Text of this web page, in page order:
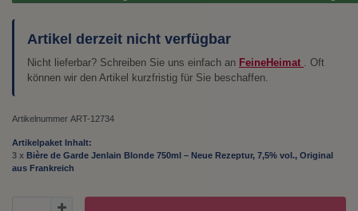
Artikel derzeit nicht verfügbar
Nicht lieferbar? Schreiben Sie uns einfach an FeineHeimat
. Oft
können wir den Artikel kurzfristig für Sie beschaffen.
Artikelnummer ART-12734
Artikelpaket Inhalt:
3 x Bière de Garde Jenlain Blonde 750ml – Neue Rezeptur, 7,5% vol., Original
aus Frankreich